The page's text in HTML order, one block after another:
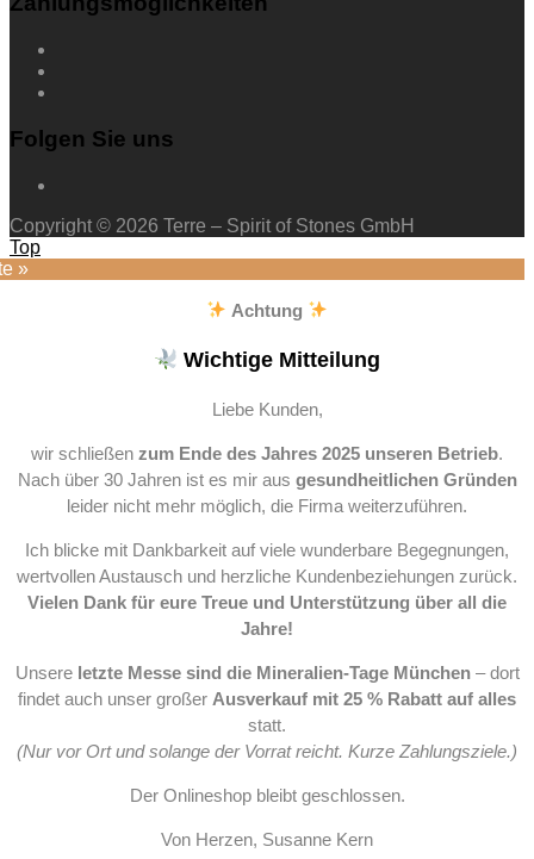
Folgen Sie uns
Copyright © 2026 Terre – Spirit of Stones GmbH
Top
»
Achtung
Wichtige Mitteilung
Liebe Kunden,
wir schließen zum Ende des Jahres 2025 unseren Betrieb.
Nach über 30 Jahren ist es mir aus gesundheitlichen Gründen
leider nicht mehr möglich, die Firma weiterzuführen.
Ich blicke mit Dankbarkeit auf viele wunderbare Begegnungen,
wertvollen Austausch und herzliche Kundenbeziehungen zurück.
Vielen Dank für eure Treue und Unterstützung über all die
Jahre!
Unsere letzte Messe sind die Mineralien-Tage München– dort
findet auch unser großer Ausverkauf mit 25 % Rabatt auf alles
statt.
(Nur vor Ort und solange der Vorrat reicht. Kurze Zahlungsziele.)
Der Onlineshop bleibt geschlossen.
Von Herzen, Susanne Kern